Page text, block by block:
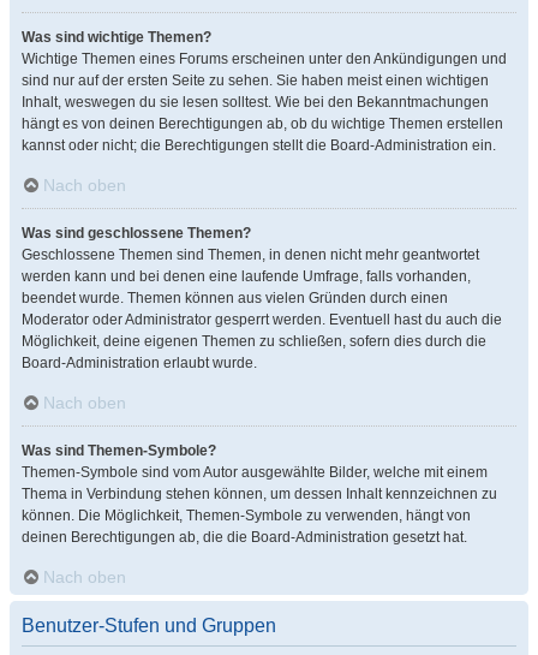
Was sind wichtige Themen?
Wichtige Themen eines Forums erscheinen unter den Ankündigungen und
sind nur auf der ersten Seite zu sehen. Sie haben meist einen wichtigen
Inhalt, weswegen du sie lesen solltest. Wie bei den Bekanntmachungen
hängt es von deinen Berechtigungen ab, ob du wichtige Themen erstellen
kannst oder nicht; die Berechtigungen stellt die Board-Administration ein.
Nach oben
Was sind geschlossene Themen?
Geschlossene Themen sind Themen, in denen nicht mehr geantwortet
werden kann und bei denen eine laufende Umfrage, falls vorhanden,
beendet wurde. Themen können aus vielen Gründen durch einen
Moderator oder Administrator gesperrt werden. Eventuell hast du auch die
Möglichkeit, deine eigenen Themen zu schließen, sofern dies durch die
Board-Administration erlaubt wurde.
Nach oben
Was sind Themen-Symbole?
Themen-Symbole sind vom Autor ausgewählte Bilder, welche mit einem
Thema in Verbindung stehen können, um dessen Inhalt kennzeichnen zu
können. Die Möglichkeit, Themen-Symbole zu verwenden, hängt von
deinen Berechtigungen ab, die die Board-Administration gesetzt hat.
Nach oben
Benutzer-Stufen und Gruppen